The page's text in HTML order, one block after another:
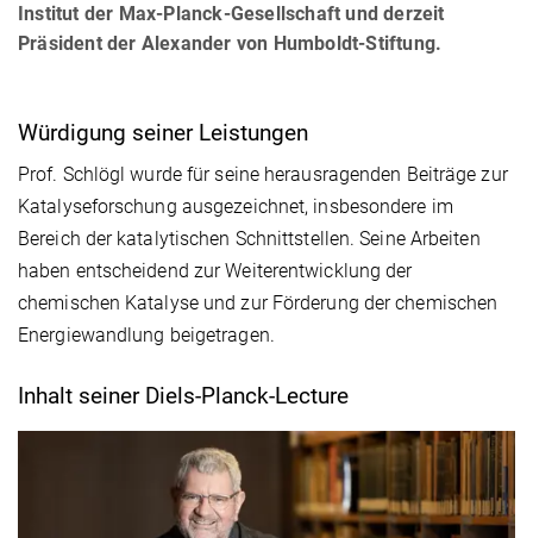
Institut der Max-Planck-Gesellschaft und derzeit
Präsident der Alexander von Humboldt-Stiftung.
Würdigung seiner Leistungen
Prof. Schlögl wurde für seine herausragenden Beiträge zur
Katalyseforschung ausgezeichnet, insbesondere im
Bereich der katalytischen Schnittstellen. Seine Arbeiten
haben entscheidend zur Weiterentwicklung der
chemischen Katalyse und zur Förderung der chemischen
Energiewandlung beigetragen.
Inhalt seiner Diels-Planck-Lecture